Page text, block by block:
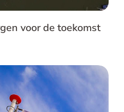
voor de toekomst